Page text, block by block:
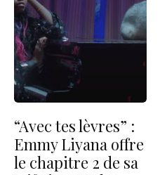
“Avec tes lèvres” :
Emmy Liyana offre
le chapitre 2 de sa